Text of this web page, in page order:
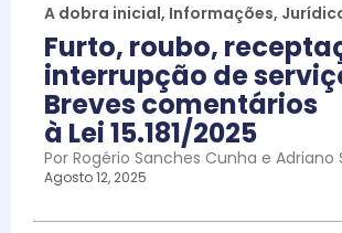
A dobra inicial, Informações,
Furto, roubo,
interrupção de
Breves comentários
à Lei 15.181/2025
Por Rogério Sanches Cunha e Adriano
Agosto 12, 2025